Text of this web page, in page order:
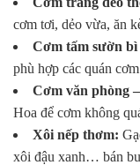
cơm tơi, dẻo vừa, ăn
Cơm tấm sườn bì
phù hợp các quán
Cơm văn phòng
Hoa để cơm không
Xôi nếp thơm:
xôi đậu xanh… bán